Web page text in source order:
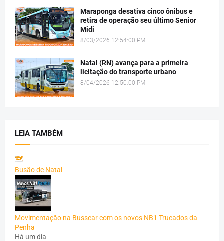
Maraponga desativa cinco ônibus e
retira de operação seu último Senior
Midi
8/03/2026 12:54:00 PM
Natal (RN) avança para a primeira
licitação do transporte urbano
8/04/2026 12:50:00 PM
LEIA TAMBÉM
Busão de Natal
Movimentação na Busscar com os novos NB1 Trucados da
Penha
Há um dia